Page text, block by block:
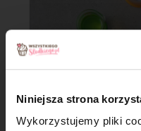
Niniejsza strona
Wykorzystujemy pliki